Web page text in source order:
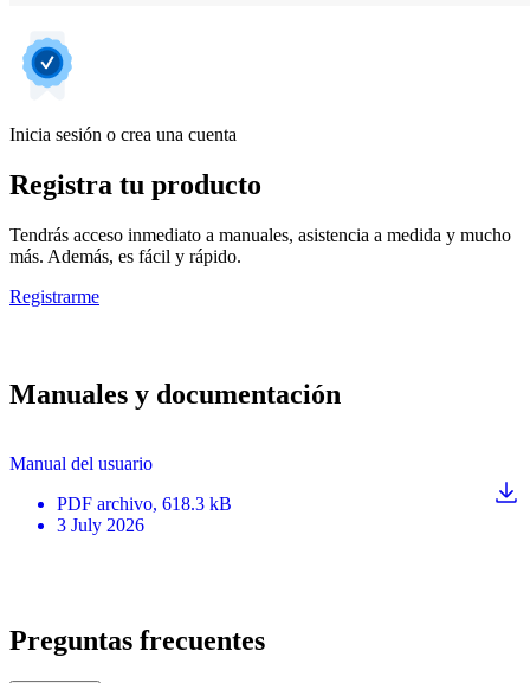
Inicia sesión o crea una cuenta
Registra tu producto
Tendrás acceso inmediato a manuales, asistencia a medida y mucho
más. Además, es fácil y rápido.
Registrarme
Manuales y documentación
Manual del usuario
PDF archivo, 618.3 kB
3 July 2026
Preguntas frecuentes